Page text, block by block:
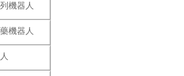
機器人
機器人